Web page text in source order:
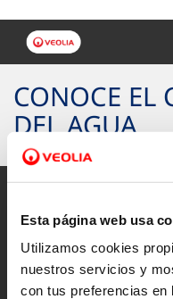
Esta página web usa
Utilizamos cookies
nuestros servicios y
con tus preferencias en
CONOCE EL
DEL AGUA
Aviso legal